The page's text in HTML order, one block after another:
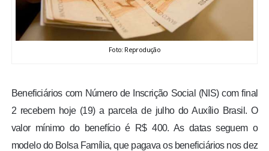
ENQUETE
TV LPB
COLUNISTAS
Foto: Reprodução
Beneficiários com Número de Inscrição Social (NIS) com final
2 recebem hoje (19) a parcela de julho do Auxílio Brasil. O
valor mínimo do benefício é R$ 400. As datas seguem o
modelo do Bolsa Família, que pagava os beneficiários nos dez